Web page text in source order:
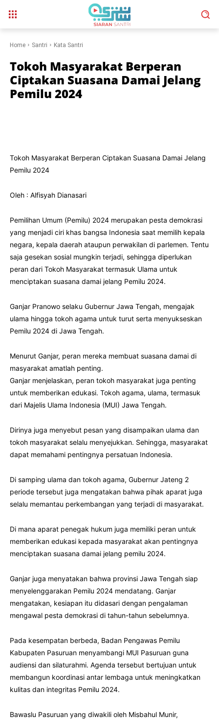
Home Santri Kata Santri
Tokoh Masyarakat Berperan
Ciptakan Suasana Damai Jelang
Pemilu 2024
Tokoh Masyarakat Berperan Ciptakan Suasana Damai Jelang
Pemilu 2024
Oleh : Alfisyah Dianasari
Pemilihan Umum (Pemilu) 2024 merupakan pesta demokrasi
yang menjadi ciri khas bangsa Indonesia saat memilih kepala
negara, kepala daerah ataupun perwakilan di parlemen. Tentu
saja gesekan sosial mungkin terjadi, sehingga diperlukan
peran dari Tokoh Masyarakat termasuk Ulama untuk
menciptakan suasana damai jelang Pemilu 2024.
Ganjar Pranowo selaku Gubernur Jawa Tengah, mengajak
ulama hingga tokoh agama untuk turut serta menyukseskan
Pemilu 2024 di Jawa Tengah.
Menurut Ganjar, peran mereka membuat suasana damai di
masyarakat amatlah penting.
Ganjar menjelaskan, peran tokoh masyarakat juga penting
untuk memberikan edukasi. Tokoh agama, ulama, termasuk
dari Majelis Ulama Indonesia (MUI) Jawa Tengah.
Dirinya juga menyebut pesan yang disampaikan ulama dan
tokoh masyarakat selalu menyejukkan. Sehingga, masyarakat
dapat memahami pentingnya persatuan Indonesia.
Di samping ulama dan tokoh agama, Gubernur Jateng 2
periode tersebut juga mengatakan bahwa pihak aparat juga
selalu memantau perkembangan yang terjadi di masyarakat.
Di mana aparat penegak hukum juga memiliki peran untuk
memberikan edukasi kepada masyarakat akan pentingnya
menciptakan suasana damai jelang pemilu 2024.
Ganjar juga menyatakan bahwa provinsi Jawa Tengah siap
menyelenggarakan Pemilu 2024 mendatang. Ganjar
mengatakan, kesiapan itu didasari dengan pengalaman
mengawal pesta demokrasi di tahun-tahun sebelumnya.
Pada kesempatan berbeda, Badan Pengawas Pemilu
Kabupaten Pasuruan menyambangi MUI Pasuruan guna
audiensi dan silaturahmi. Agenda tersebut bertujuan untuk
membangun koordinasi antar lembaga untuk meningkatkan
kulitas dan integritas Pemilu 2024.
Bawaslu Pasuruan yang diwakili oleh Misbahul Munir,